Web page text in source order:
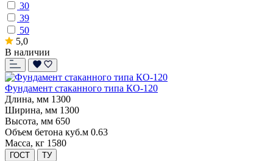
30
39
50
5,0
В наличии
Фундамент стаканного типа КО-120
Длина, мм 1300
Ширина, мм 1300
Высота, мм 650
Объем бетона куб.м 0.63
Масса, кг 1580
ГОСТ ТУ